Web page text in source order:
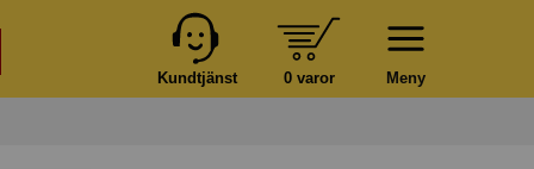
Meny
0 varor
Kundtjänst